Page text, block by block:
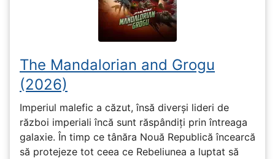
The Mandalorian and Grogu
(2026)
Imperiul malefic a căzut, însă diverși lideri de
război imperiali încă sunt răspândiți prin întreaga
galaxie. În timp ce tânăra Nouă Republică încearcă
să protejeze tot ceea ce Rebeliunea a luptat să